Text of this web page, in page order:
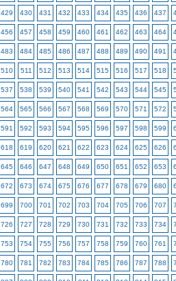
429 430 431 432 433 434 435 436 437
456 457 458 459 460 461 462 463 464
483 484 485 486 487 488 489 490 491
510 511 512 513 514 515 516 517 518
537 538 539 540 541 542 543 544 545
564 565 566 567 568 569 570 571 572
591 592 593 594 595 596 597 598 599
618 619 620 621 622 623 624 625 626
645 646 647 648 649 650 651 652 653
672 673 674 675 676 677 678 679 680
699 700 701 702 703 704 705 706 707
726 727 728 729 730 731 732 733 734
753 754 755 756 757 758 759 760 761
780 781 782 783 784 785 786 787 788